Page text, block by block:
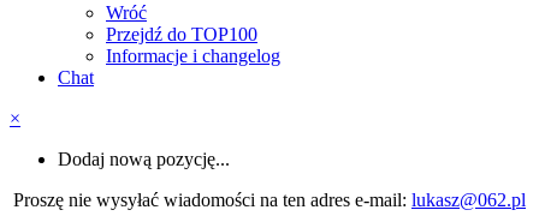
Wróć
Przejdź do TOP100
Informacje i changelog
Chat
×
Dodaj nową pozycję...
Proszę nie wysyłać wiadomości na ten adres e-mail: lukasz@062.pl